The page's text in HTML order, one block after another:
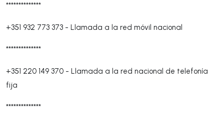
**************
+351 932 773 373 - Llamada a la red móvil nacional
**************
+351 220 149 370 - Llamada a la red nacional de telefonía
fija
**************